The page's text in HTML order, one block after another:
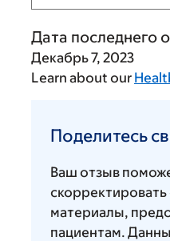
Дата последнего
Декабрь 7, 2023
Learn about our
своим
Поделитесь
Ваш отзыв
материалы,
пациентам.